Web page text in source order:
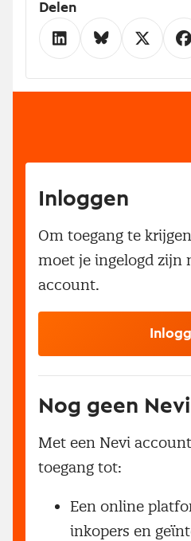
Delen
Inloggen
Om toegang te
moet je ingelogd zijn
account.
Nog geen
Met een Nevi
toegang tot:
Een online
inkopers en